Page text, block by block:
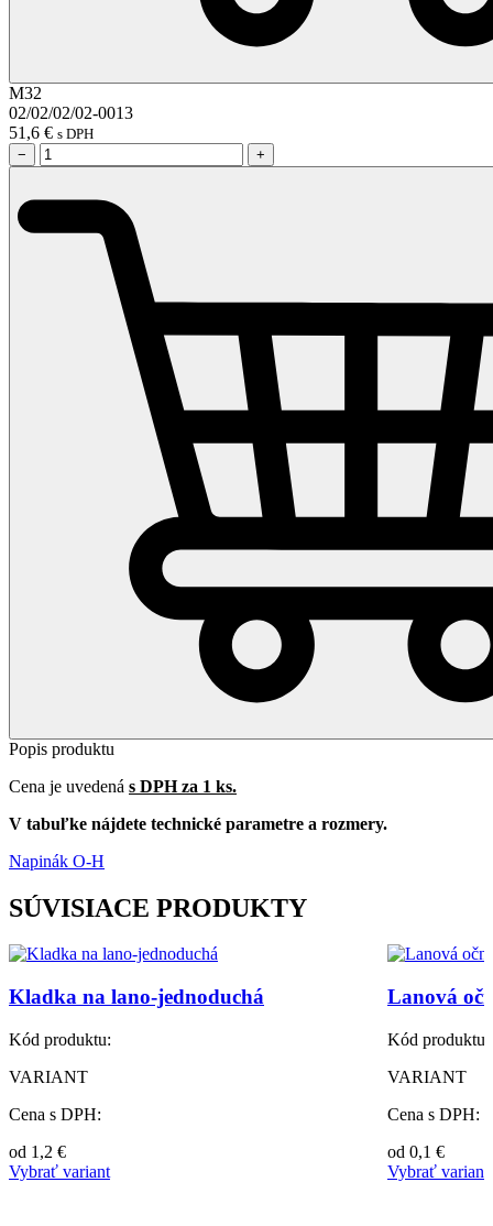
M32
02/02/02/02-0013
51,6 € s DPH
−
+
Popis produktu
Cena je uvedená s DPH za 1 ks.
V tabuľke nájdete technické parametre a rozmery.
Napinák O-H
SÚVISIACE PRODUKTY
Kladka na lano-jednoduchá
Kód produktu:
VARIANT
Cena s DPH:
od 1,2 €
Vybrať variant
Lanová
Kód produktu:
VARIANT
Cena s DPH:
od 0,1 €
Vybrať variant